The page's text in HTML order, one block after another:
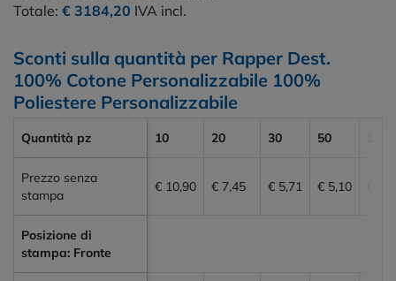
Totale: € 3184,20 IVA incl.
Sconti sulla quantità per Rapper Dest.
100% Cotone Personalizzabile 100%
Poliestere Personalizzabile
Quantità pz 10 20 30 50
Prezzo senza
stampa
€ 10,90 € 7,45 € 5,71 € 5,10
Posizione di
stampa: Fronte